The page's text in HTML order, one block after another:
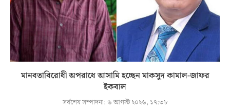
মানবতাবিরোধী অপরাধে আসামি হচ্ছেন মাকসুদ কামাল-জাফর
ইকবাল
সর্বশেষ সম্পাদনা: ৬ আগস্ট ২০২৬, ১৭:৩৮